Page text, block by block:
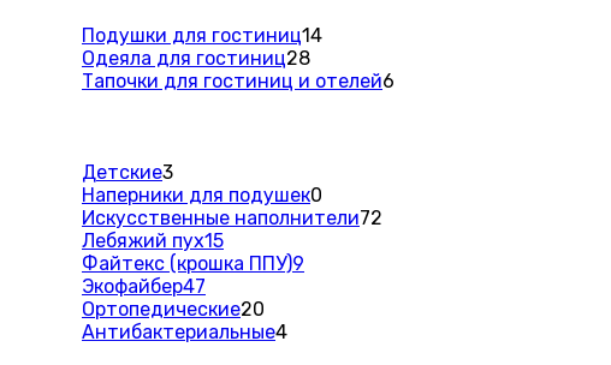
Подушки для гостиниц14
Одеяла для гостиниц28
Тапочки для гостиниц и отелей6
Детские3
Наперники для подушек0
Искусственные наполнители72
Лебяжий пух15
Файтекс (крошка ППУ)9
Экофайбер47
Ортопедические20
Антибактериальные4